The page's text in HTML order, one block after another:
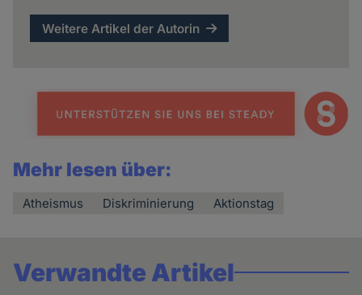
Weitere Artikel der Autorin
Mehr lesen über:
Atheismus Diskriminierung Aktionstag
Verwandte Artikel